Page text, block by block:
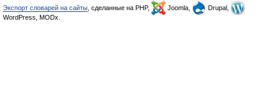
Экспорт словарей на сайты , сделанные на PHP, Joomla,
Drupal,
WordPress, MODx.